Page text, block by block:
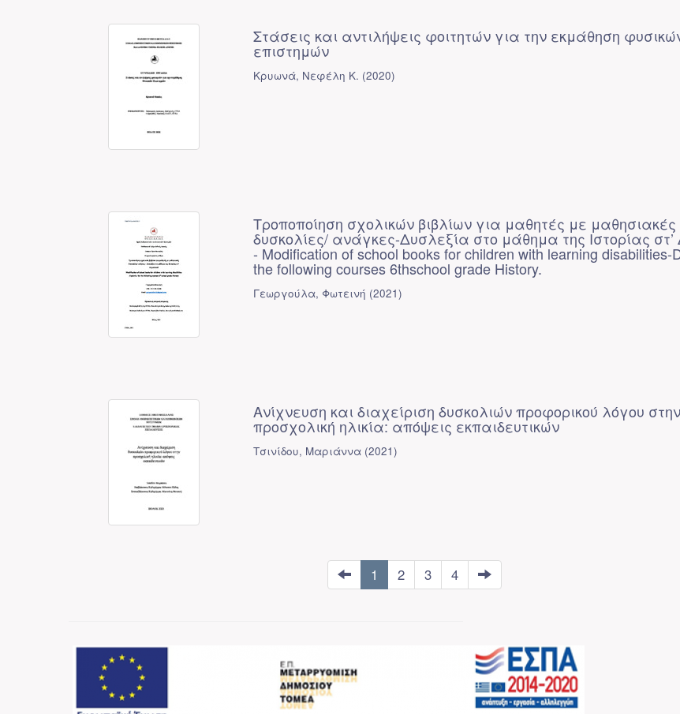
Στάσεις και αντιλήψεις φοιτητών για την εκμάθηση
επιστημών
Κρυωνά, Νεφέλη Κ. (2020)
Τροποποίηση σχολικών βιβλίων για μαθητές με μαθησιακές
δυσκολίες/ ανάγκες-Δυσλεξία στο μάθημα της Ιστορίας στ’
- Modification of school books for children with learning disabilities-
the following courses 6thschool grade History.
Γεωργούλα, Φωτεινή (2021)
Ανίχνευση και διαχείριση δυσκολιών προφορικού λόγου στην
προσχολική ηλικία: απόψεις εκπαιδευτικών
Τσινίδου, Μαριάννα (2021)
1 2 3 4